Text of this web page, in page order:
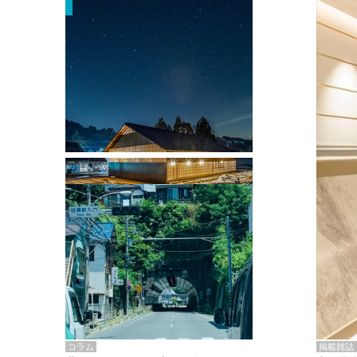
掲載雑誌
掲載雑誌・書籍
『街歩き研修「アールデコとモダニズ
ム、和風バロック」』のレポート記事が
掲載
コラム